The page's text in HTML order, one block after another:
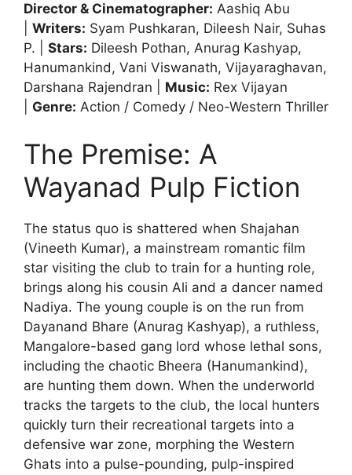
Director & Cinematographer: Aashiq Abu
Writers: Syam Pushkaran, Dileesh Nair, Suhas
P. | Stars: Dileesh Pothan, Anurag Kashyap,
Hanumankind, Vani Viswanath, Vijayaraghavan,
Darshana Rajendran | Music: Rex Vijayan
Genre: Action / Comedy / Neo-Western Thriller
The Premise: A
Wayanad Pulp Fiction
The status quo is shattered when Shajahan
(Vineeth Kumar), a mainstream romantic film
star visiting the club to train for a hunting role,
brings along his cousin Ali and a dancer named
Nadiya. The young couple is on the run from
Dayanand Bhare (Anurag Kashyap), a ruthless,
Mangalore-based gang lord whose lethal sons,
including the chaotic Bheera (Hanumankind),
are hunting them down. When the underworld
tracks the targets to the club, the local hunters
quickly turn their recreational targets into a
defensive war zone, morphing the Western
Ghats into a pulse-pounding, pulp-inspired